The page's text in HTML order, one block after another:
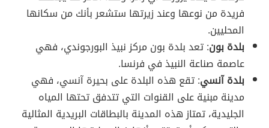
فريدة من نوعها وعند زيرتها ستشعر بأنك من سكانها
المحليين.
بلدة بون: تعد بلدة بون مركز نبيذ البورجوندي، فهي
عاصمة صناعة النبيذ في فرنسا.
بلدة آنسي: تقع هذه البلدة على بحيرة آنسي، فهي
مدينة مبنية على القنوات التي تتدفق تحتها المياه
الجليدية، تمتاز هذه المدينة بالبطاقات البريدية المثالية